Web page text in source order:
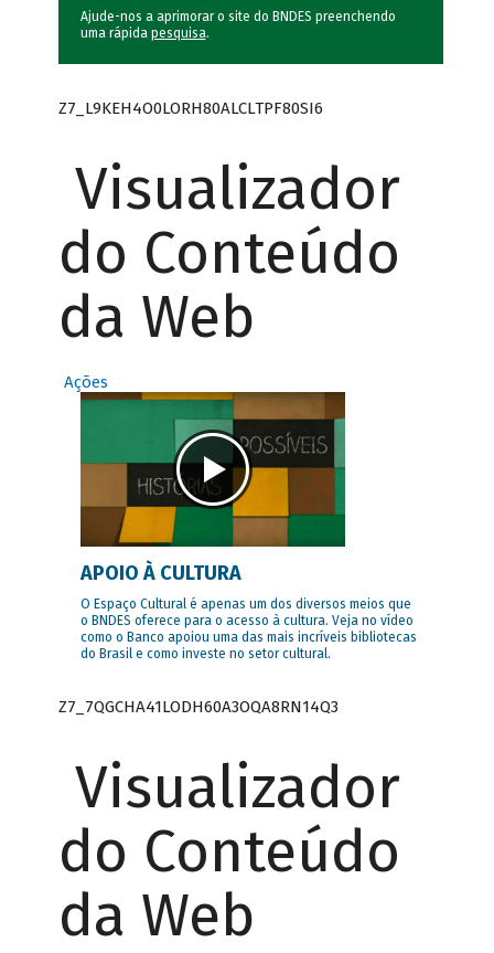
Ajude-nos a aprimorar o site do BNDES preenchendo
uma rápida pesquisa.
Z7_L9KEH4O0LORH80ALCLTPF80SI6
Visualizador
do Conteúdo
da Web
Ações
APOIO À CULTURA
O Espaço Cultural é apenas um dos diversos meios que
o BNDES oferece para o acesso à cultura. Veja no vídeo
como o Banco apoiou uma das mais incríveis bibliotecas
do Brasil e como investe no setor cultural.
Z7_7QGCHA41LODH60A3OQA8RN14Q3
Visualizador
do Conteúdo
da Web